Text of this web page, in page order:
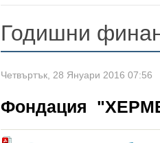
Годишни
Четвъртък, 28 Януари 2016 07:56
Фондация